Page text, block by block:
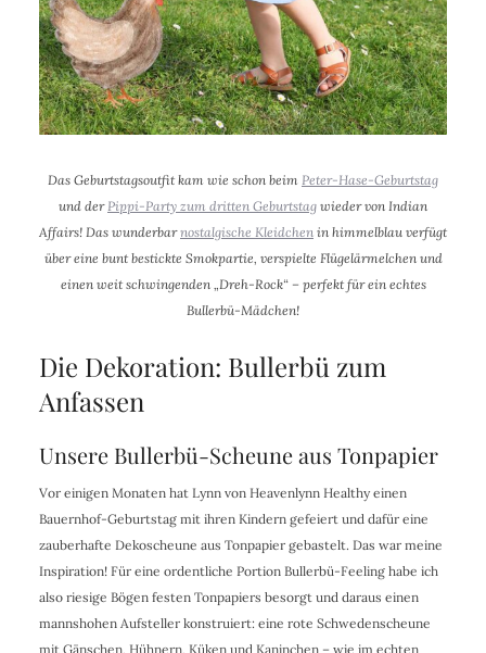
Das Geburtstagsoutfit kam wie schon beim Peter-Hase-Geburtstag
und der Pippi-Party zum dritten Geburtstag wieder von Indian
Affairs! Das wunderbarnostalgische Kleidchen in himmelblau verfügt
über eine bunt bestickte Smokpartie, verspielte Flügelärmelchen und
einen weit schwingenden „Dreh-Rock“ – perfekt für ein echtes
Bullerbü-Mädchen!
Die Dekoration: Bullerbü zum
Anfassen
Unsere Bullerbü-Scheune aus Tonpapier
Vor einigen Monaten hat Lynn von Heavenlynn Healthy einen
Bauernhof-Geburtstag mit ihren Kindern gefeiert und dafür eine
zauberhafte Dekoscheune aus Tonpapier gebastelt. Das war meine
Inspiration! Für eine ordentliche Portion Bullerbü-Feeling habe ich
also riesige Bögen festen Tonpapiers besorgt und daraus einen
mannshohen Aufsteller konstruiert: eine rote Schwedenscheune
mit Gänschen, Hühnern, Küken und Kaninchen – wie im echten